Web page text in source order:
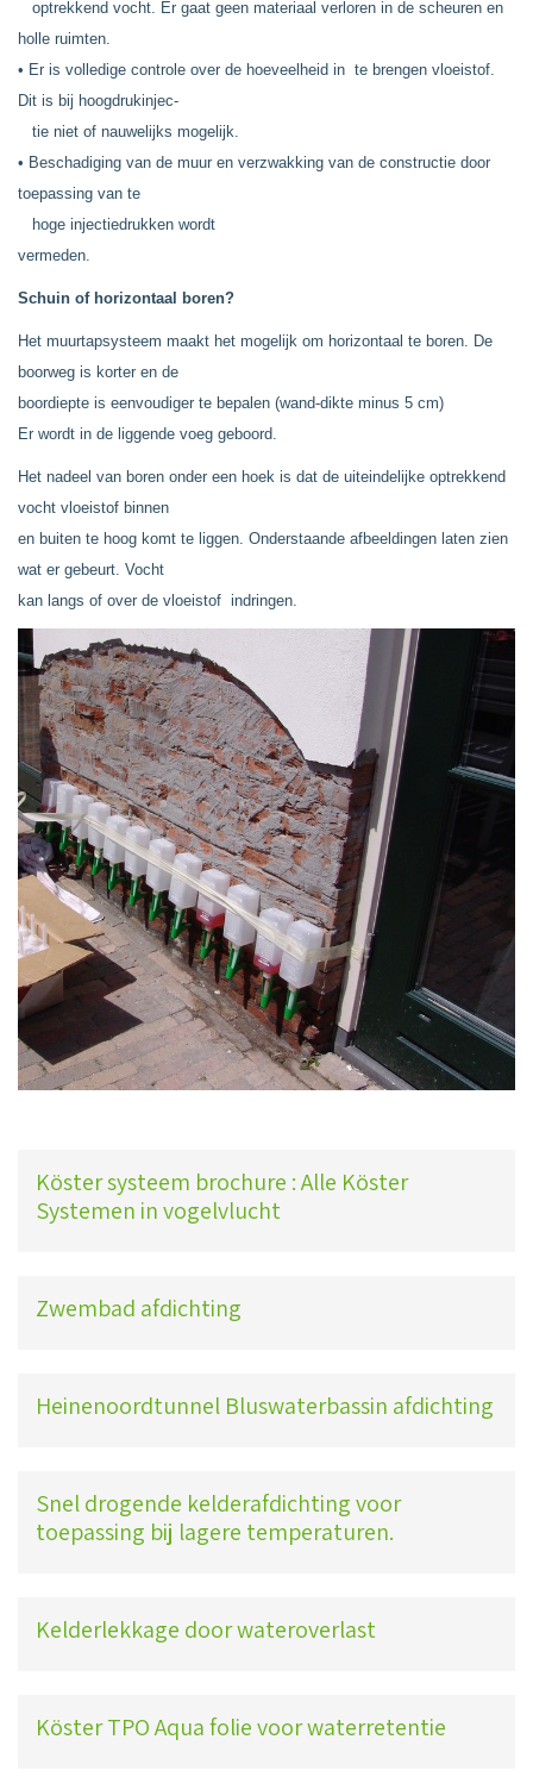
optrekkend vocht. Er gaat geen materiaal verloren in de scheuren en
holle ruimten.
• Er is volledige controle over de hoeveelheid in te brengen vloeistof.
Dit is bij hoogdrukinjec-
tie niet of nauwelijks mogelijk.
• Beschadiging van de muur en verzwakking van de constructie door
toepassing van te
hoge injectiedrukken wordt
vermeden.
Schuin of horizontaal boren?
Het muurtapsysteem maakt het mogelijk om horizontaal te boren. De
boorweg is korter en de
boordiepte is eenvoudiger te bepalen (wand-dikte minus 5 cm)
Er wordt in de liggende voeg geboord.
Het nadeel van boren onder een hoek is dat de uiteindelijke optrekkend
vocht vloeistof binnen
en buiten te hoog komt te liggen. Onderstaande afbeeldingen laten zien
wat er gebeurt. Vocht
kan langs of over de vloeistof indringen.
Köster systeem brochure : Alle Köster
Systemen in vogelvlucht
Zwembad afdichting
Heinenoordtunnel Bluswaterbassin afdichting
Snel drogende kelderafdichting voor
toepassing bij lagere temperaturen.
Kelderlekkage door wateroverlast
Köster TPO Aqua folie voor waterretentie